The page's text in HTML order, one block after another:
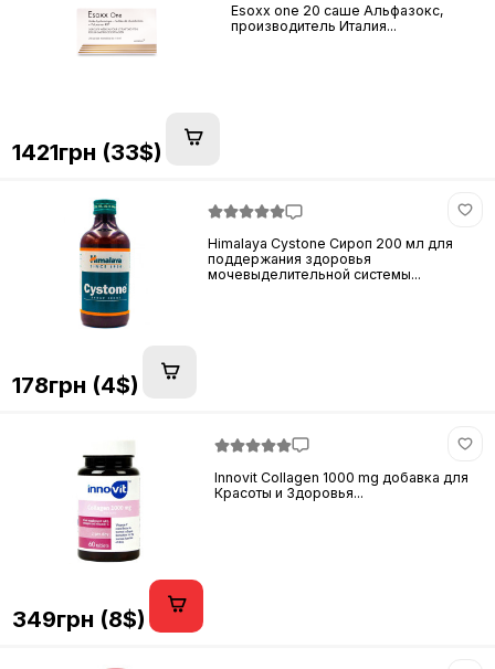
Esoxx one 20 саше Альфазокс,
производитель Италия...
1421грн (33$)
Himalaya Cystone Сироп 200 мл для
поддержания здоровья
мочевыделительной системы...
178грн (4$)
Innovit Collagen 1000 mg добавка для
Красоты и Здоровья...
349грн (8$)